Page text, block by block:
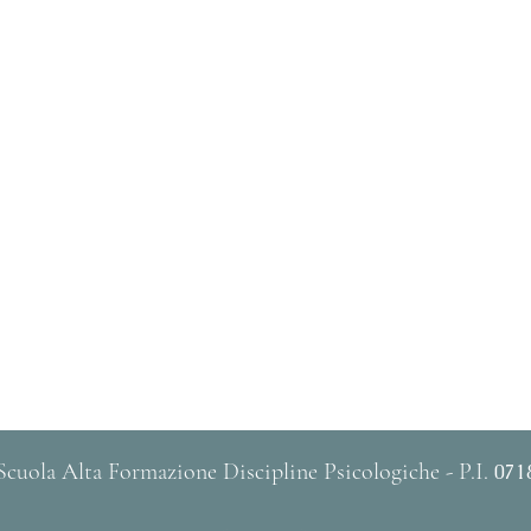
Alta Formazione Discipline Psicologiche - P.I.